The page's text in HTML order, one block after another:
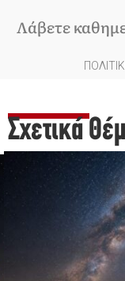
Λάβετε
Σχετικά